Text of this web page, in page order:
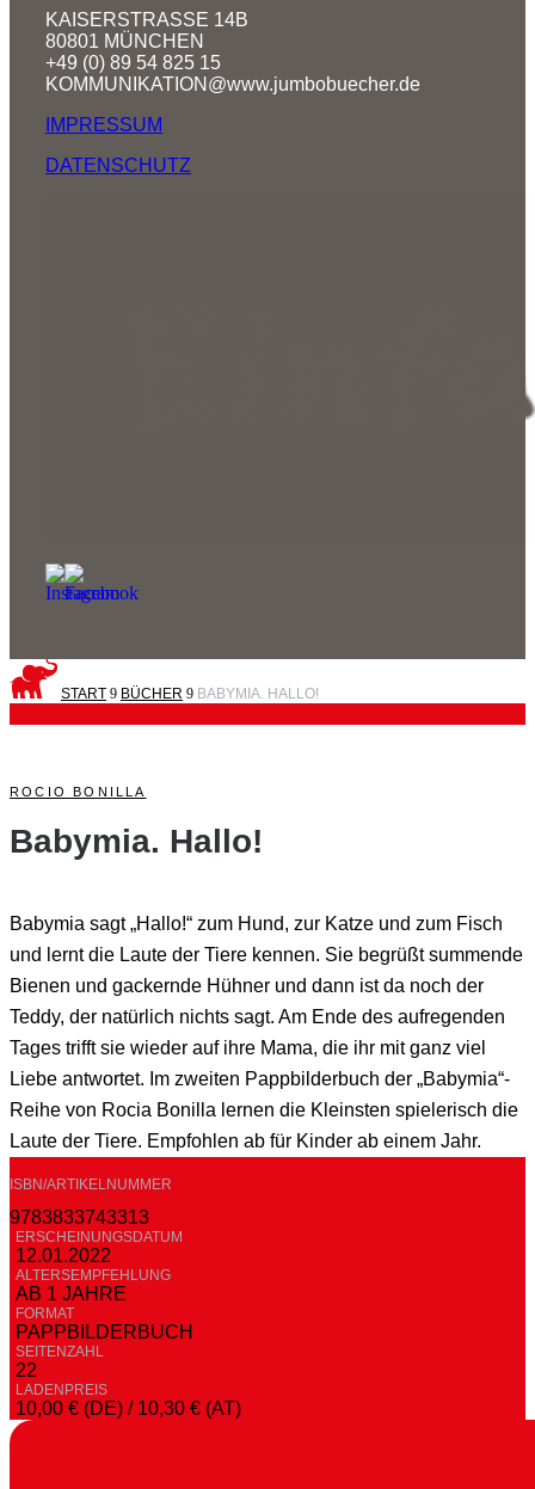
KAISERSTRASSE 14B
80801 MÜNCHEN
+49 (0) 89 54 825 15
KOMMUNIKATION@www.jumbobuecher.de
IMPRESSUM
DATENSCHUTZ
START 9 BÜCHER 9 BABYMIA. HALLO!
ROCIO BONILLA
Babymia. Hallo!
Babymia sagt „Hallo!“ zum Hund, zur Katze und zum Fisch
und lernt die Laute der Tiere kennen. Sie begrüßt summende
Bienen und gackernde Hühner und dann ist da noch der
Teddy, der natürlich nichts sagt. Am Ende des aufregenden
Tages trifft sie wieder auf ihre Mama, die ihr mit ganz viel
Liebe antwortet. Im zweiten Pappbilderbuch der „Babymia“-
Reihe von Rocia Bonilla lernen die Kleinsten spielerisch die
Laute der Tiere. Empfohlen ab für Kinder ab einem Jahr.
ISBN/ARTIKELNUMMER
9783833743313
ERSCHEINUNGSDATUM
12.01.2022
ALTERSEMPFEHLUNG
AB 1 JAHRE
FORMAT
PAPPBILDERBUCH
SEITENZAHL
22
LADENPREIS
10,00 € (DE) / 10,30 € (AT)